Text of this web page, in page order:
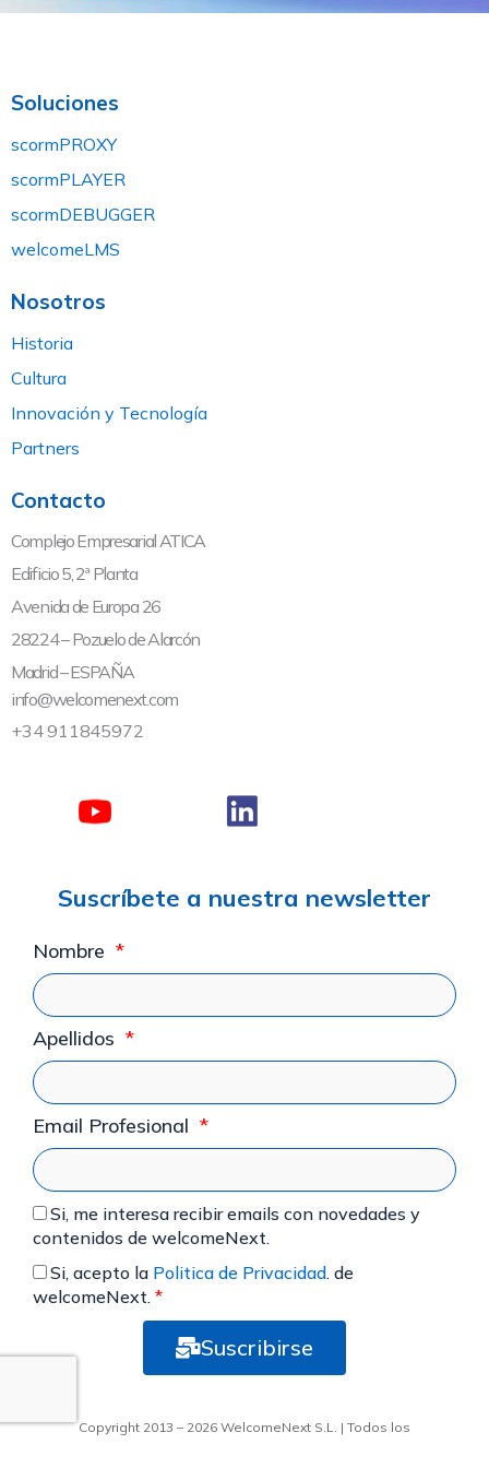
Soluciones
scormPROXY
scormPLAYER
scormDEBUGGER
welcomeLMS
Nosotros
Historia
Cultura
Innovación y Tecnología
Partners
Contacto
Complejo Empresarial ATICA
Edificio 5, 2ª Planta
Avenida de Europa 26
28224 – Pozuelo de Alarcón
Madrid – ESPAÑA
info@welcomenext.com
+34 911845972
Suscríbete a nuestra newsletter
Nombre
Apellidos
Email Profesional
Si, me interesa recibir emails con novedades y
contenidos de welcomeNext.
Si, acepto la Politica de Privacidad. de
welcomeNext. *
Suscribirse
Copyright 2013 – 2026 WelcomeNext S.L. | Todos los